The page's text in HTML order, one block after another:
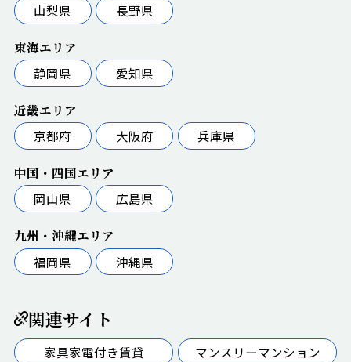
山梨県
長野県
東海エリア
静岡県
愛知県
近畿エリア
京都府
大阪府 兵庫県
中国・四国エリア
岡山県
広島県
九州・沖縄エリア
福岡県
沖縄県
関連サイト
家具家電付き賃貸
マンスリーマンション